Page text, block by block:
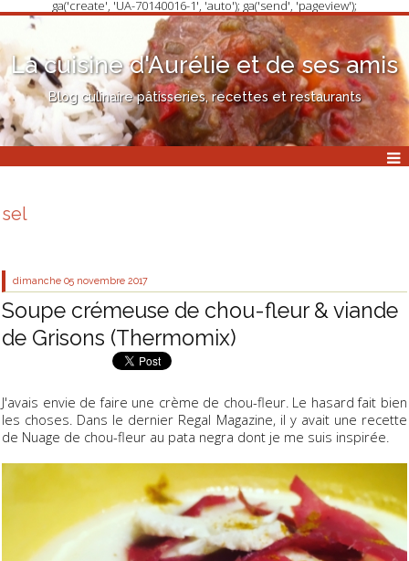
ga('create', 'UA-70140016-1', 'auto'); ga('send', 'pageview');
La cuisine d'Aurélie et de ses amis
Blog culinaire pâtisseries, recettes et restaurants
sel
dimanche 05 novembre 2017
Soupe crémeuse de chou-fleur & viande
de Grisons (Thermomix)
J'avais envie de faire une crème de chou-fleur. Le hasard fait bien
les choses. Dans le dernier Regal Magazine, il y avait une recette
de Nuage de chou-fleur au pata negra dont je me suis inspirée.